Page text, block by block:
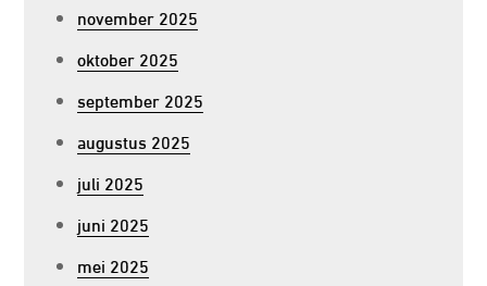
november 2025
oktober 2025
september 2025
augustus 2025
juli 2025
juni 2025
mei 2025